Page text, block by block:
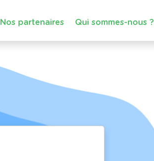
Nos partenaires Qui sommes-nous ?